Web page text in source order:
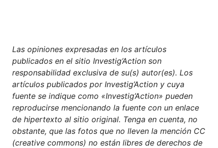
Las opiniones expresadas en los artículos
publicados en el sitio Investig’Action son
responsabilidad exclusiva de su(s) autor(es). Los
artículos publicados por Investig’Action y cuya
fuente se indique como «Investig’Action» pueden
reproducirse mencionando la fuente con un enlace
de hipertexto al sitio original. Tenga en cuenta, no
obstante, que las fotos que no lleven la mención CC
(creative commons) no están libres de derechos de